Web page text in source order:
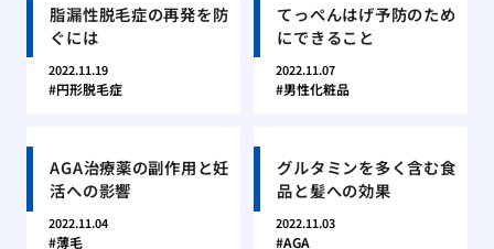
脂漏性脱毛症の再発を防
ぐには
2022.11.19
円形脱毛症
てっぺんはげ予防のため
にできること
2022.11.07
男性化粧品
AGA治療薬の副作用と妊
活への影響
2022.11.04
薄毛
グルタミンを多く含む食
品と髪への効果
2022.11.03
AGA